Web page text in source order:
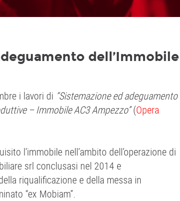
dell’Immobile
i lavori di “Sistemazione ed adeguamento
– Immobile AC3 Ampezzo”(Opera
l’immobile nell’ambito dell’operazione di
srl conclusasi nel 2014 e
riqualificazione e della messa in
“ex Mobiam”.